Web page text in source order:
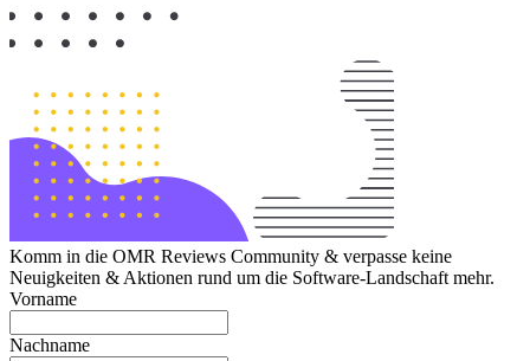
Komm in die OMR Reviews Community & verpasse keine
Neuigkeiten & Aktionen rund um die Software-Landschaft mehr.
Vorname
Nachname